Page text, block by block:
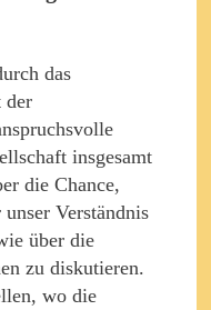
das
der
insgesamt
die Chance,
Verständnis
über die
zu diskutieren.
wo die